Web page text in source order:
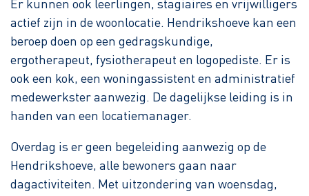
Er kunnen ook leerlingen, stagiaires en vrijwilligers
actief zijn in de woonlocatie. Hendrikshoeve kan een
beroep doen op een gedragskundige,
ergotherapeut, fysiotherapeut en logopediste. Er is
ook een kok, een woningassistent en administratief
medewerkster aanwezig. De dagelijkse leiding is in
handen van een locatiemanager.
Overdag is er geen begeleiding aanwezig op de
Hendrikshoeve, alle bewoners gaan naar
dagactiviteiten. Met uitzondering van woensdag,